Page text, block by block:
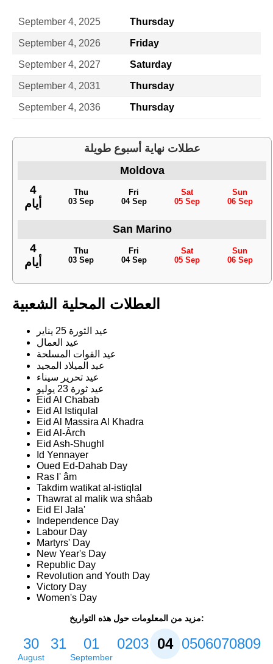
September 4, 2025 Thursday
September 4, 2026 Friday
September 4, 2027 Saturday
September 4, 2031 Thursday
September 4, 2036 Thursday
عطلات نهاية أسبوع طويلة
Moldova
4
أيام
Thu
03 Sep
Fri
04 Sep
Sat
05 Sep
Sun
06 Sep
San Marino
4
أيام
Thu
03 Sep
Fri
04 Sep
Sat
05 Sep
Sun
06 Sep
العطلات المحلية الشعبية
عيد الثورة 25 يناير
عيد العمال
عيد القوات المسلحة
عيد الميلاد المجيد
عيد تحرير سيناء
عيد ثورة 23 يوليو
Eid Al Chabab
Eid Al Istiqulal
Eid Al Massira Al Khadra
Eid Al-Ârch
Eid Ash-Shughl
Id Yennayer
Oued Ed-Dahab Day
Ras l' âm
Takdim watikat al-istiqlal
Thawrat al malik wa shâab
Eid El Jala'
Independence Day
Labour Day
Martyrs' Day
New Year's Day
Republic Day
Revolution and Youth Day
Victory Day
Women's Day
مزيد من المعلومات حول هذه التواريخ:
30
August
31 01
September
0203040506070809